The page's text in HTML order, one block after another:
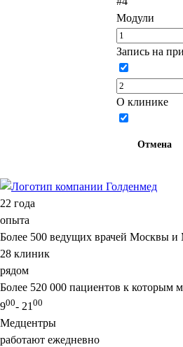
Модули
Запись на
О клинике
Отмена
22 года
опыта
Более 500 ведущих врачей Москвы и
28 клиник
рядом
Более 520 000 пациентов к которым
900- 21 00
Медцентры
работают ежедневно